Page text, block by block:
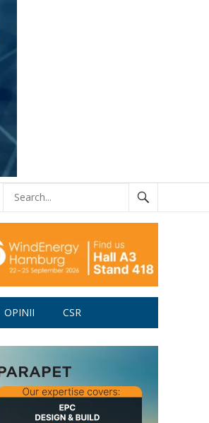
OPINII CSR